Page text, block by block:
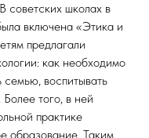
советских школах в
включена «Этика и
предлагали
как необходимо
воспитывать
того, в ней
практике
образование. Таким